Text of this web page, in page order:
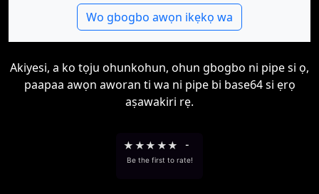
Wo gbogbo awọn ikẹkọ wa
Akiyesi, a ko tọju ohunkohun, ohun gbogbo ni pipe si ọ,
paapaa awọn aworan ti wa ni pipe bi base64 si ẹrọ
aṣawakiri rẹ.
★ ★★ ★★ -
Be the first to rate!